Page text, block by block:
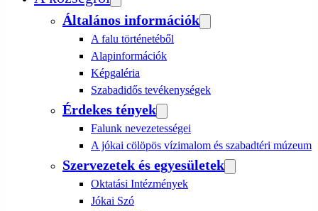
Általános információk
A falu történetéből
Alapinformációk
Képgaléria
Szabadidős tevékenységek
Érdekes tények
Falunk nevezetességei
A jókai cölöpös vízimalom és szabadtéri múzeum
Szervezetek és egyesületek
Oktatási Intézmények
Jókai Szó